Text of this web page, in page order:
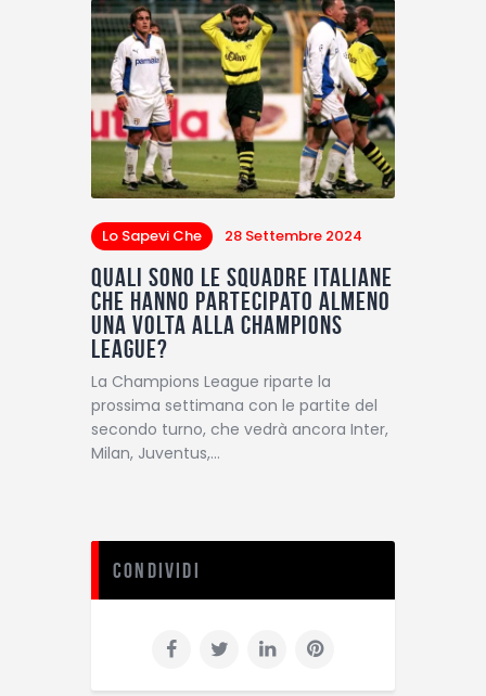
Lo Sapevi Che 28 Settembre 2024
Quali sono le squadre italiane
che hanno partecipato almeno
una volta alla Champions
League?
La Champions League riparte la
prossima settimana con le partite del
secondo turno, che vedrà ancora Inter,
Milan, Juventus,…
Condividi